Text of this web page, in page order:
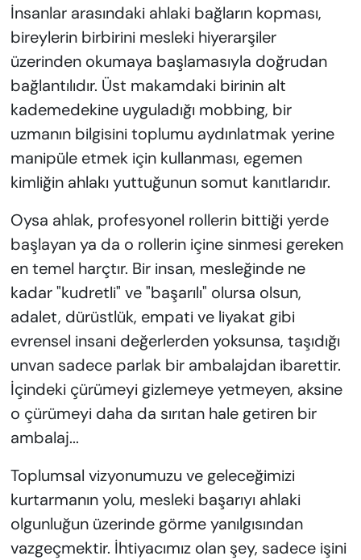
İnsanlar arasındaki ahlaki bağların kopması,
bireylerin birbirini mesleki hiyerarşiler
üzerinden okumaya başlamasıyla doğrudan
bağlantılıdır. Üst makamdaki birinin alt
kademedekine uyguladığı mobbing, bir
uzmanın bilgisini toplumu aydınlatmak yerine
manipüle etmek için kullanması, egemen
kimliğin ahlakı yuttuğunun somut kanıtlarıdır.
Oysa ahlak, profesyonel rollerin bittiği yerde
başlayan ya da o rollerin içine sinmesi gereken
en temel harçtır. Bir insan, mesleğinde ne
kadar "kudretli" ve "başarılı" olursa olsun,
adalet, dürüstlük, empati ve liyakat gibi
evrensel insani değerlerden yoksunsa, taşıdığı
unvan sadece parlak bir ambalajdan ibarettir.
İçindeki çürümeyi gizlemeye yetmeyen, aksine
o çürümeyi daha da sırıtan hale getiren bir
ambalaj...
Toplumsal vizyonumuzu ve geleceğimizi
kurtarmanın yolu, mesleki başarıyı ahlaki
olgunluğun üzerinde görme yanılgısından
vazgeçmektir. İhtiyacımız olan şey, sadece işini